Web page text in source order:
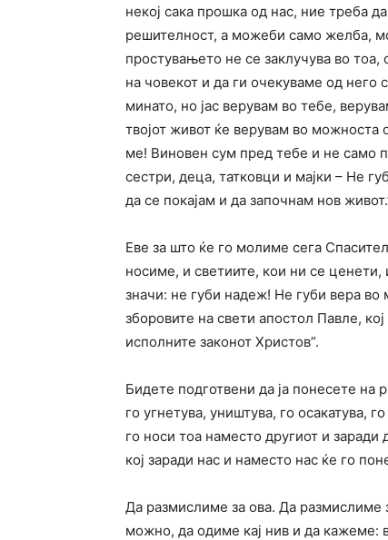
некој сака прошка од нас, ние треба
решителност, а можеби само желба,
простувањето не се заклучува во тоа,
на човекот и да ги очекуваме од него
минато, но јас верувам во тебе,
твојот живот ќе верувам во
ме! Виновен сум пред тебе и не само
сестри, деца, татковци и мајки – Не
да се покајам и да започнам нов
Еве за што ќе го молиме сега
носиме, и светиите, кои ни се ценети,
значи: не губи надеж! Не губи вера
зборовите на свети апостол Павле,
исполните законот Христов”.
Бидете подготвени да ја понесете на
го угнетува, уништува, го осакатува,
го носи тоа наместо другиот и
кој заради нас и наместо нас ќе го
Да размислиме за ова. Да размислиме
можно, да одиме кај нив и да кажеме: